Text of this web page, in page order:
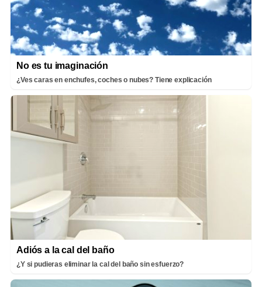
No es tu imaginación
¿Ves caras en enchufes, coches o nubes? Tiene explicación
Adiós a la cal del baño
¿Y si pudieras eliminar la cal del baño sin esfuerzo?